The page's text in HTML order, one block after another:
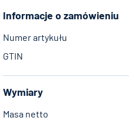
Informacje o zamówieniu
Numer artykułu
GTIN
Wymiary
Masa netto